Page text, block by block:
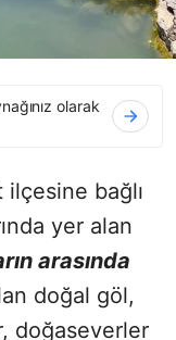
olarak
ilçesine bağlı
yer alan
arasında
doğal göl,
doğaseverler